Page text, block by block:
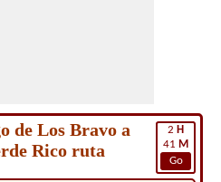
2 H
41 M
Go
de Los Bravo a
Rico ruta